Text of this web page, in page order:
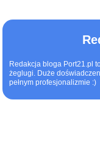
Redakcja bloga Port21.pl
żeglugi. Duże
pełnym profesjonalizmie :)